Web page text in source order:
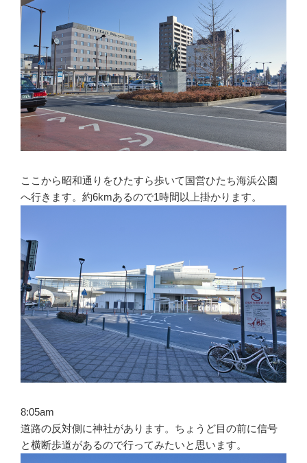
ここから昭和通りをひたすら歩いて国営ひたち海浜公園
へ行きます。約6kmあるので1時間以上掛かります。
8:05am
道路の反対側に神社があります。ちょうど目の前に信号
と横断歩道があるので行ってみたいと思います。